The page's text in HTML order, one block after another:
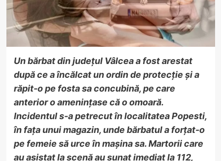
Un bărbat din județul Vâlcea a fost arestat
după ce a încălcat un ordin de protecție și a
răpit-o pe fosta sa concubină, pe care
anterior o amenințase că o omoară.
Incidentul s-a petrecut în localitatea Popesti,
în fața unui magazin, unde bărbatul a forțat-o
pe femeie să urce în mașina sa. Martorii care
au asistat la scenă au sunat imediat la 112,